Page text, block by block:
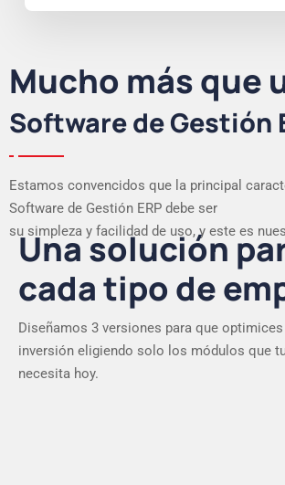
Mucho más que
Software de Gestión
Estamos convencidos que la principal
Software de Gestión ERP debe ser
su simpleza y facilidad de uso, y este es
Una solución
cada tipo de
Diseñamos 3 versiones para que
inversión eligiendo solo los módulos que
necesita hoy.